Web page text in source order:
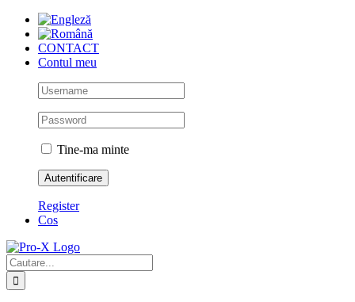
Skip
contentCONTACT
Contul meu
Tine-ma minte
Register
Cos
Cautare...